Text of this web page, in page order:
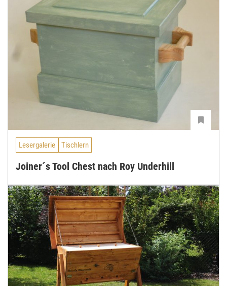
Lesergalerie Tischlern
Joiner´s Tool Chest nach Roy Underhill